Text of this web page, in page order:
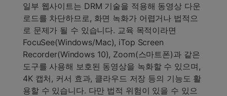
일부 웹사이트는 DRM 기술을 적용해 동영상 다운
로드를 차단하므로, 화면 녹화가 어렵거나 법적으
로 문제가 될 수 있습니다. 교육 목적이라면
FocuSee(Windows/Mac), iTop Screen
Recorder(Windows 10), Zoom(스마트폰)과 같은
도구를 사용해 보호된 동영상을 녹화할 수 있으며,
4K 캡처, 커서 효과, 클라우드 저장 등의 기능도 활
용할 수 있습니다. 다만 법적 위험이 있을 수 있으